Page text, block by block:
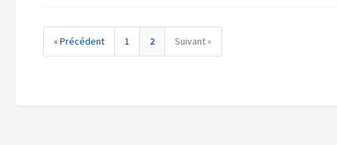
« Précédent 1 2 Suivant »